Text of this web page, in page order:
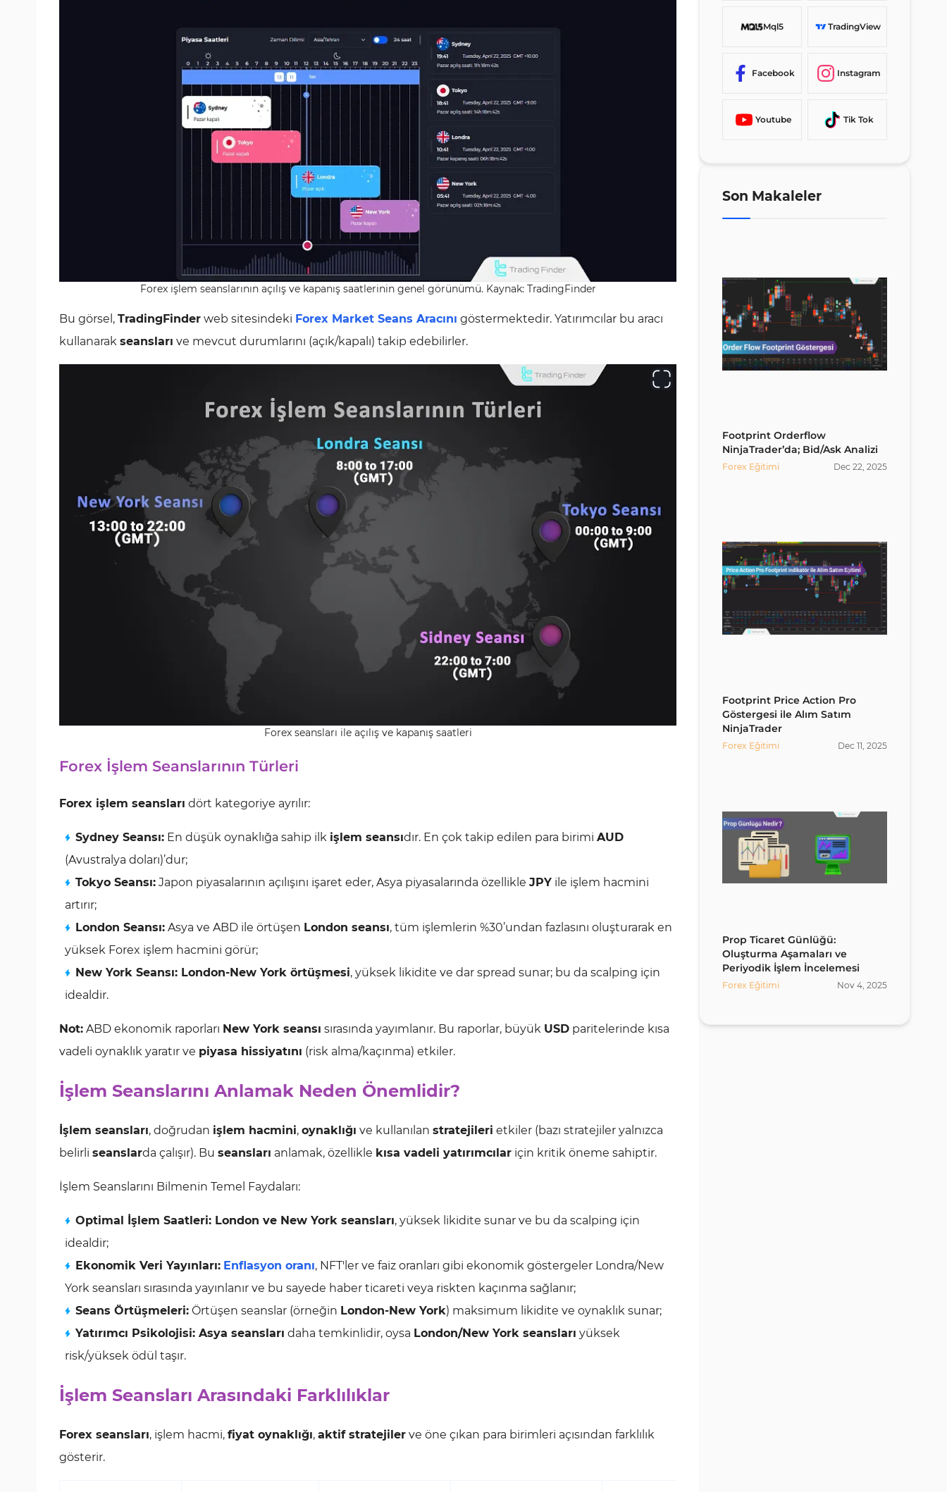
Forex işlem seanslarının açılış ve kapanış saatlerinin genel görünümü. Kaynak: TradingFinder
Bu görsel, TradingFinder web sitesindeki Forex Market Seans Aracını göstermektedir. Yatırımcılar bu aracı
kullanarak seansları ve mevcut durumlarını (açık/kapalı) takip edebilirler.
Forex seansları ile açılış ve kapanış saatleri
Forex İşlem Seanslarının Türleri
Forex işlem seansları dört kategoriye ayrılır:
Sydney Seansı: En düşük oynaklığa sahip ilk işlem seansıdır. En çok takip edilen para birimi AUD
(Avustralya doları)’dur;
Tokyo Seansı: Japon piyasalarının açılışını işaret eder, Asya piyasalarında özellikle JPY ile işlem hacmini
artırır;
London Seansı: Asya ve ABD ile örtüşen London seansı, tüm işlemlerin %30’undan fazlasını oluşturarak en
yüksek Forex işlem hacmini görür;
New York Seansı: London-New York örtüşmesi, yüksek likidite ve dar spread sunar; bu da scalping için
idealdir.
Not: ABD ekonomik raporları New York seansı sırasında yayımlanır. Bu raporlar, büyük USD paritelerinde kısa
vadeli oynaklık yaratır ve piyasa hissiyatını (risk alma/kaçınma) etkiler.
İşlem Seanslarını Anlamak Neden Önemlidir?
İşlem seansları, doğrudan işlem hacmini, oynaklığı ve kullanılan stratejileri etkiler (bazı stratejiler yalnızca
belirli seanslarda çalışır). Bu seansları anlamak, özellikle kısa vadeli yatırımcılar için kritik öneme sahiptir.
İşlem Seanslarını Bilmenin Temel Faydaları:
Optimal İşlem Saatleri: London ve New York seansları, yüksek likidite sunar ve bu da scalping için
idealdir;
Ekonomik Veri Yayınları: Enflasyon oranı, NFT'ler ve faiz oranları gibi ekonomik göstergeler Londra/New
York seansları sırasında yayınlanır ve bu sayede haber ticareti veya riskten kaçınma sağlanır;
Seans Örtüşmeleri: Örtüşen seanslar (örneğin London-New York) maksimum likidite ve oynaklık sunar;
Yatırımcı Psikolojisi: Asya seansları daha temkinlidir, oysa London/New York seansları yüksek
risk/yüksek ödül taşır.
İşlem Seansları Arasındaki Farklılıklar
Forex seansları, işlem hacmi, fiyat oynaklığı, aktif stratejiler ve öne çıkan para birimleri açısından farklılık
gösterir.
Mql5 TradingView
Facebook Instagram
Youtube Tik Tok
Son Makaleler
Footprint Orderflow
NinjaTrader’da; Bid/Ask Analizi
Forex Eğitimi Dec 22, 2025
Footprint Price Action Pro
Göstergesi ile Alım Satım
NinjaTrader
Forex Eğitimi Dec 11 2025
Prop Ticaret Günlüğü:
Oluşturma Aşamaları ve
Periyodik İşlem İncelemesi
Forex Eğitimi Nov 4 2025